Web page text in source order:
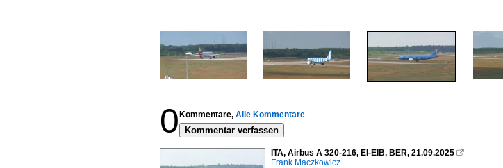
0 Kommentare, Alle Kommentare
Kommentar verfassen
ITA, Airbus A 320-216, EI-EIB, BER, 21.09.2025 
Frank Maczkowicz